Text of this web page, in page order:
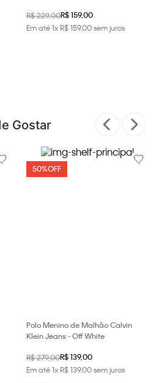
R$ 229,00R$ 159,00
Em até1xR$159,00sem juros
Gostar
50%OFF
Polo Menino de Malhão Calvin
Klein Jeans - Off White
R$279,00R$139,00
Em até1xR$139,00sem juros